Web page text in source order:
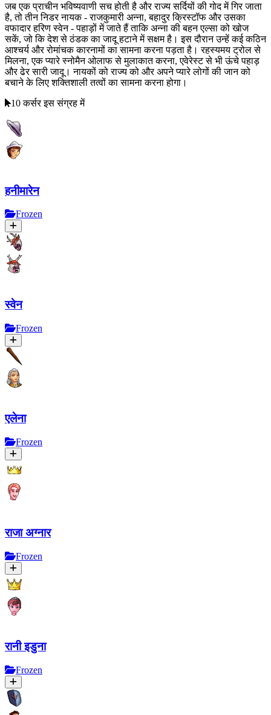
जब एक प्राचीन भविष्यवाणी सच होती है और राज्य सर्दियों की गोद में गिर जाता
है, तो तीन निडर नायक - राजकुमारी अन्ना, बहादुर क्रिस्टॉफ और उसका
वफादार हरिण स्वेन - पहाड़ों में जाते हैं ताकि अन्ना की बहन एल्सा को खोज
सकें, जो कि देश से ठंडक का जादू हटाने में सक्षम है। इस दौरान उन्हें कई कठिन
आश्चर्य और रोमांचक कारनामों का सामना करना पड़ता है। रहस्यमय ट्रोल से
मिलना, एक प्यारे स्नोमैन ओलाफ से मुलाकात करना, एवेरेस्ट से भी ऊंचे पहाड़
और ढेर सारी जादू। नायकों को राज्‍य को और अपने प्यारे लोगों की जान को
बचाने के लिए शक्तिशाली तत्वों का सामना करना होगा।
10 कर्सर इस संग्रह में
हनीमारेन
Frozen
स्वेन
Frozen
एलेना
Frozen
राजा अग्नार
Frozen
रानी इडुना
Frozen